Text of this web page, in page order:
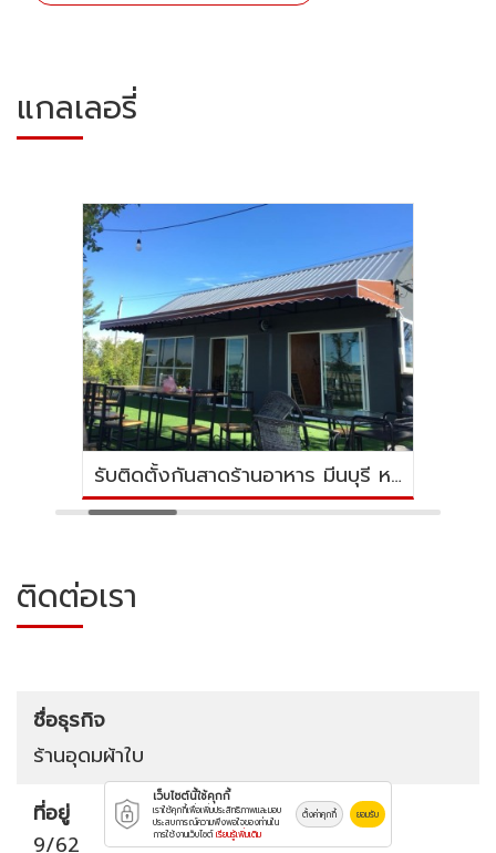
แกลเลอรี่
รับติดตั้งกันสาดร้านอาหาร มีนบุรี หนองจอก
ติดต่อเรา
ชื่อธุรกิจ
ร้านอุดมผ้าใบ
ที่อยู่
9/62
เว็บไซต์นี้ใช้คุกกี้
เราใช้คุกกี้เพื่อเพิ่มประสิทธิภาพและมอบ
ประสบการณ์ความพึงพอใจของท่านใน
การใช้งานเว็บไซต์เรียนรู้เพิ่มเติม
ตั้งค่าคุกกี้ ยอมรับ